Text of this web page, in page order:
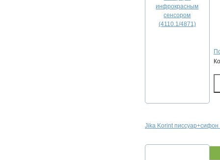
Jika Korint писсуар+сифон